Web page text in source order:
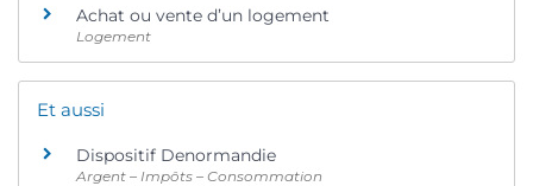
Achat ou vente d’un logement
Logement
Et aussi
Dispositif Denormandie
Argent – Impôts – Consommation